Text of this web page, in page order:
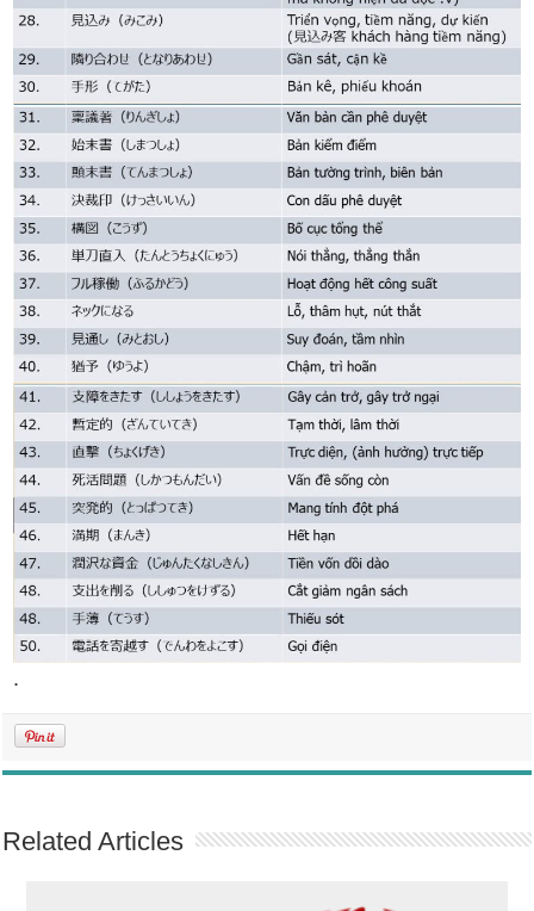
.
Related Articles